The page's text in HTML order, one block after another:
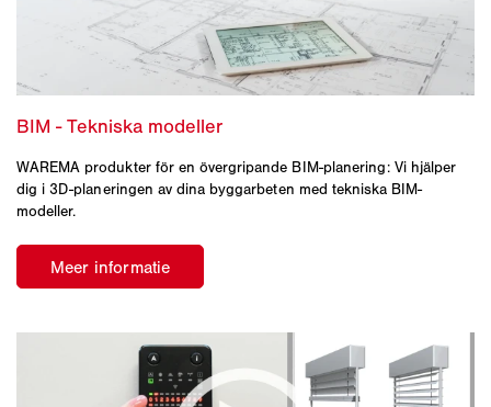
WAREMA produkter för en övergripande BIM-planering: Vi hjälper
dig i 3D-planeringen av dina byggarbeten med tekniska BIM-
modeller.